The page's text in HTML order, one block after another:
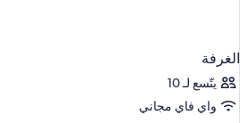
الغرفة
يتّسع لـ 10
واي فاي مجاني